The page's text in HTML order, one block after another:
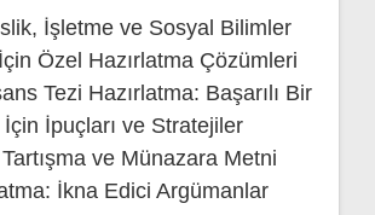
İşletme ve Sosyal Bilimler
Özel Hazırlatma Çözümleri
Tezi Hazırlatma: Başarılı Bir
İçin İpuçları ve Stratejiler
ve Münazara Metni
İkna Edici Argümanlar